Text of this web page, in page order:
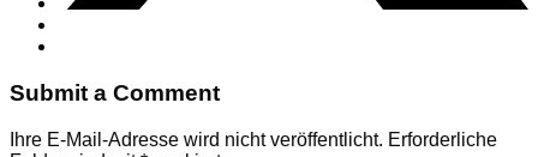
Submit a Comment
Ihre E-Mail-Adresse wird nicht veröffentlicht. Erforderliche